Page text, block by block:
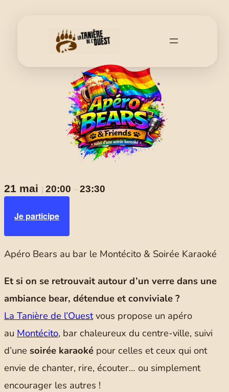
21 mai | 20:00 – 23:30
Je participe
Apéro Bears au bar le Montécito & Soirée Karaoké
Et si on se retrouvait autour d’un verre dans une
ambiance bear, détendue et conviviale ?
La Tanière de l’Ouestvous propose un apéro
au Montécito, bar chaleureux du centre-ville, suivi
d’une soirée karaoké pour celles et ceux qui ont
envie de chanter, rire, écouter… ou simplement
encourager les autres !